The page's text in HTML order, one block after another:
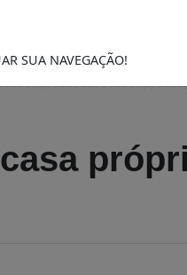
SUA NAVEGAÇÃO!